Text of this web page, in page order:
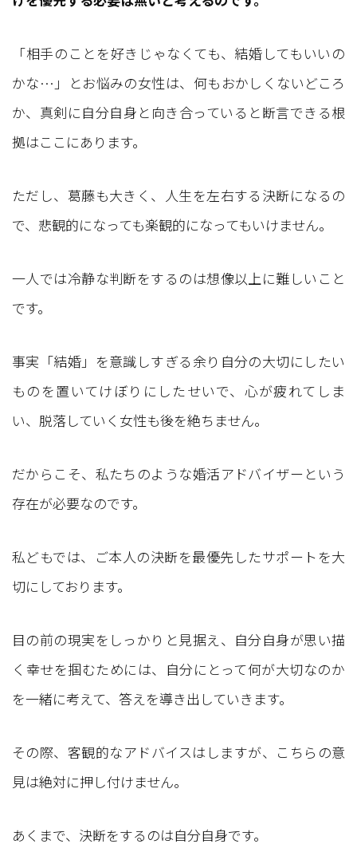
「相手のことを好きじゃなくても、結婚してもいいの
かな…」とお悩みの女性は、何もおかしくないどころ
か、真剣に自分自身と向き合っていると断言できる根
拠はここにあります。
ただし、葛藤も大きく、人生を左右する決断になるの
で、悲観的になっても楽観的になってもいけません。
一人では冷静な判断をするのは想像以上に難しいこと
です。
事実「結婚」を意識しすぎる余り自分の大切にしたい
ものを置いてけぼりにしたせいで、心が疲れてしま
い、脱落していく女性も後を絶ちません。
だからこそ、私たちのような婚活アドバイザーという
存在が必要なのです。
私どもでは、ご本人の決断を最優先したサポートを大
切にしております。
目の前の現実をしっかりと見据え、自分自身が思い描
く幸せを掴むためには、自分にとって何が大切なのか
を一緒に考えて、答えを導き出していきます。
その際、客観的なアドバイスはしますが、こちらの意
見は絶対に押し付けません。
あくまで、決断をするのは自分自身です。